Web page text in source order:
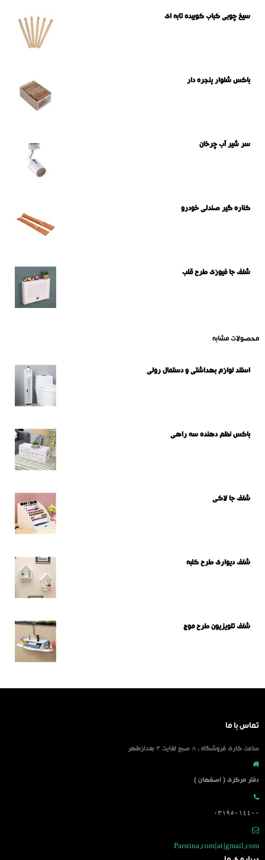
سیخ چوبی کباب کوبیده تابه ای
باکس شلوار پنجره دار
سر شیر آب چرخان
کناره گیر صندلی خودرو
شلف جا فیوزی طرح قلب
محصولات مشابه
استند لوازم بهداشتی و دستمال رولی
باکس نظم دهنده سه راهی
شلف جا لاکی
شلف دیواری طرح کلبه
شلف تلویزیون طرح موج
تماس با ما
ساعت کاری فروشگاه : 8 صبح لغایت 3 بعدازظهر
دفتر مرکزی ( اصفهان )
03195014400
Parstina.com[at]gmail.com